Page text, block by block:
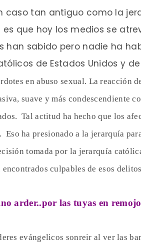
caso tan antiguo como la
que hoy los medios se
han sabido pero nadie ha
de Estados Unidos y
en abuso sexual. La reacción
suave y más condescendiente
Tal actitud ha hecho que los
ha presionado a la jerarquía
tomada por la jerarquía
culpables de esos
arder..por las tuyas en
evángelicos sonreir al ver las